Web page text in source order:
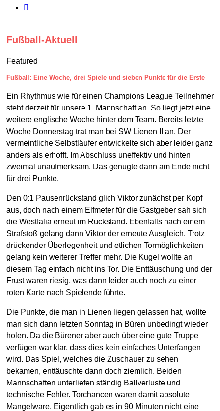
Fußball-Aktuell
Featured
Fußball: Eine Woche, drei Spiele und sieben Punkte für die Erste
Ein Rhythmus wie für einen Champions League Teilnehmer
steht derzeit für unsere 1. Mannschaft an. So liegt jetzt eine
weitere englische Woche hinter dem Team. Bereits letzte
Woche Donnerstag trat man bei SW Lienen II an. Der
vermeintliche Selbstläufer entwickelte sich aber leider ganz
anders als erhofft. Im Abschluss uneffektiv und hinten
zweimal unaufmerksam. Das genügte dann am Ende nicht
für drei Punkte.
Den 0:1 Pausenrückstand glich Viktor zunächst per Kopf
aus, doch nach einem Elfmeter für die Gastgeber sah sich
die Westfalia erneut im Rückstand. Ebenfalls nach einem
Strafstoß gelang dann Viktor der erneute Ausgleich. Trotz
drückender Überlegenheit und etlichen Tormöglichkeiten
gelang kein weiterer Treffer mehr. Die Kugel wollte an
diesem Tag einfach nicht ins Tor. Die Enttäuschung und der
Frust waren riesig, was dann leider auch noch zu einer
roten Karte nach Spielende führte.
Die Punkte, die man in Lienen liegen gelassen hat, wollte
man sich dann letzten Sonntag in Büren unbedingt wieder
holen. Da die Bürener aber auch über eine gute Truppe
verfügen war klar, dass dies kein einfaches Unterfangen
wird. Das Spiel, welches die Zuschauer zu sehen
bekamen, enttäuschte dann doch ziemlich. Beiden
Mannschaften unterliefen ständig Ballverluste und
technische Fehler. Torchancen waren damit absolute
Mangelware. Eigentlich gab es in 90 Minuten nicht eine